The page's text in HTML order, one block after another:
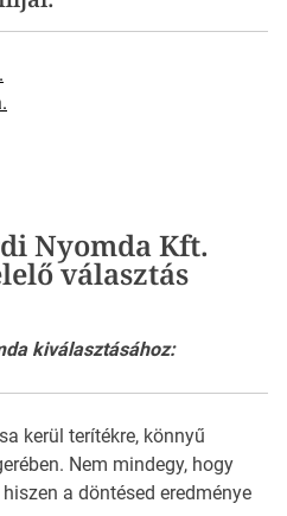
Nyomda Kft.
választás
kiválasztásához:
kerül terítékre, könnyű
Nem mindegy, hogy
a döntésed eredménye